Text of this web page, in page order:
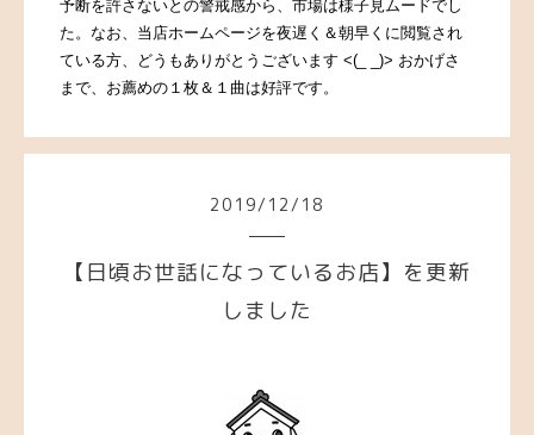
予断を許さないとの警戒感から、市場は様子見ムードでし
た。なお、当店ホームページを夜遅く＆朝早くに閲覧され
ている方、どうもありがとうございます <(_ _)> おかげさ
まで、お薦めの１枚＆１曲は好評です。
2019/ 12/ 18
【日頃お世話になっているお店】を更新
しました